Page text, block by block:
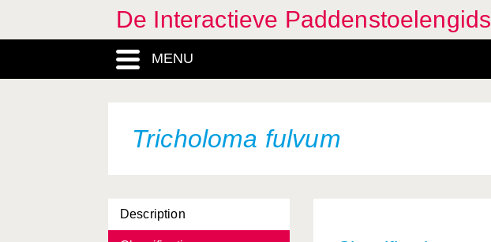
De Interactieve Paddenstoelengids
MENU
Tricholoma fulvum
Description